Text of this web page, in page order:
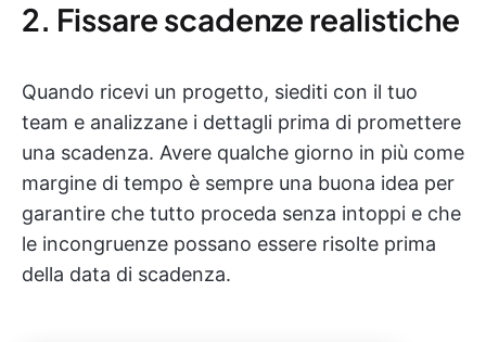
2. Fissare scadenze realistiche
Quando ricevi un progetto, siediti con il tuo
team e analizzane i dettagli prima di promettere
una scadenza. Avere qualche giorno in più come
margine di tempo è sempre una buona idea per
garantire che tutto proceda senza intoppi e che
le incongruenze possano essere risolte prima
della data di scadenza.